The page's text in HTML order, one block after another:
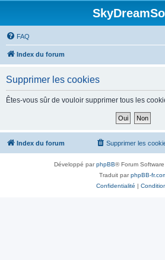
FAQ
Index du forum
Supprimer les cookies
Êtes-vous sûr de vouloir supprimer tous les
Index du forum Supprimer les
Développé parphpBB® Forum
Traduit parphpBB-
Confidentialité |